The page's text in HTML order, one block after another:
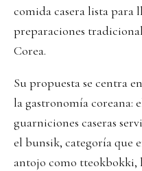
comida casera lista para
preparaciones
Corea.
Su propuesta se centra
la gastronomía coreana:
guarniciones caseras
el bunsik, categoría que
antojo como tteokbokki,